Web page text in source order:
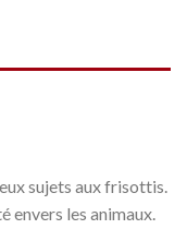
sujets aux frisottis.
envers les animaux.